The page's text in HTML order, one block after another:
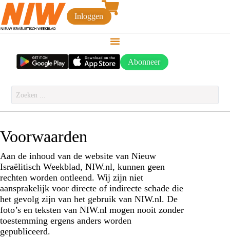
Inloggen
Abonneer
Voorwaarden
Aan de inhoud van de website van Nieuw
Israëlitisch Weekblad, NIW.nl, kunnen geen
rechten worden ontleend. Wij zijn niet
aansprakelijk voor directe of indirecte schade die
het gevolg zijn van het gebruik van NIW.nl. De
foto’s en teksten van NIW.nl mogen nooit zonder
toestemming ergens anders worden
gepubliceerd.